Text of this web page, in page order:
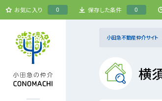
お気に入り 0 保存した条件 0
小田急不動産仲介サイト
横